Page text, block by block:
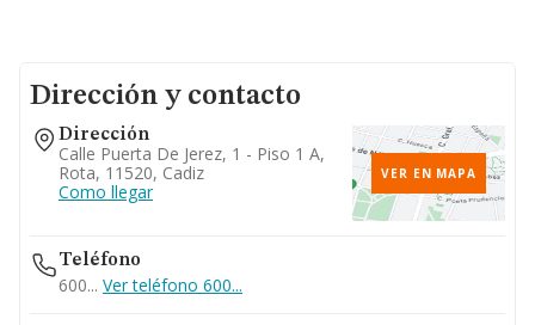
Dirección y contacto
Dirección
Calle Puerta De Jerez, 1 - Piso 1 A,
Rota, 11520, Cadiz
Como llegar
VER EN MAPA
Teléfono
600... Ver teléfono 600...